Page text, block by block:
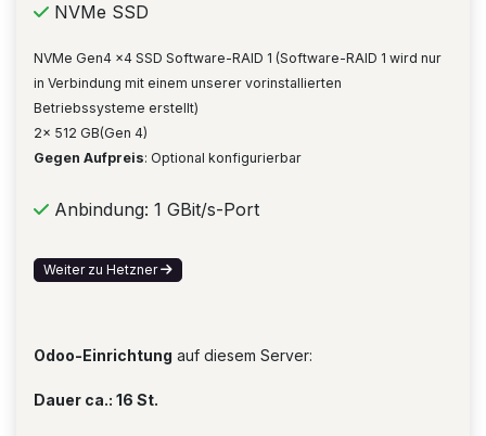
NVMe SSD
NVMe Gen4 x4 SSD Software-RAID 1 (Software-RAID 1 wird nur
in Verbindung mit einem unserer vorinstallierten
Betriebssysteme erstellt)
2x 512 GB(Gen 4)
Gegen Aufpreis: Optional konfigurierbar
Anbindung: 1 GBit/s-Port
Weiter zu Hetzner
Odoo-Einrichtung auf diesem Server:
Dauer ca.: 16 St.